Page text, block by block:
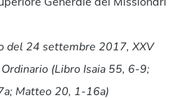
del 24 settembre 2017, XXV
(Libro Isaia 55, 6-9;
Matteo 20, 1-16a)